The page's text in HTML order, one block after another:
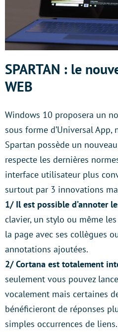
SPARTAN : le
WEB
Windows 10 proposera un
sous forme d’Universal App,
Spartan possède un
respecte les dernières
interface utilisateur plus
surtout par 3 innovations
1/ Il est possible d’annoter
clavier, un stylo ou même
la page avec ses collègues
annotations ajoutées.
2/ Cortana est totalement
seulement vous pouvez
vocalement mais certaines
bénéficieront de réponses
simples occurrences de liens.